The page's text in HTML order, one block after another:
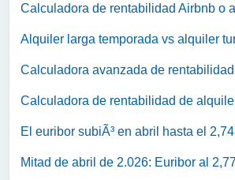
Calculadora de rentabilidad Airbnb o
Alquiler larga temporada vs alquiler
Calculadora avanzada de
Calculadora de rentabilidad de
El euribor subiÃ³ en abril hasta el
Mitad de abril de 2.026: Euribor al